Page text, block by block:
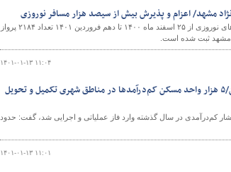
مدیرکل فرودگاه‌های استان خراسان رضوی گفت:با آغاز سفرهای نوروزی از ۲۵ اسفند ماه ۱۴۰۰ تا دهم فروردین ۱۴۰۱ تعداد ۲۱۸۴ پرواز
۱۴۰۱-۰۱-۱۳ ۱۱:۰۴
اجرای۱۸ هزار واحد مسکن کم‌درآمدها توسط بنیادمسکن/۵ هزار واحد مسکن کم‌درآمدها در مناطق شهری تکمیل و تحویل
اسلامی با اعلام اینکه ۱۸ هزار واحد مسکن اقشار کم‌درآمدی در سال گذشته وارد فاز عملیاتی و اجرایی شد، گفت: حدود
۱۴۰۱-۰۱-۱۳ ۱۱:۰۱